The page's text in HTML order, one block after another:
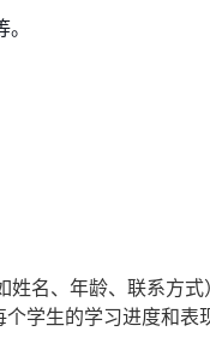
名、年龄、联系方
学生的学习进度和表